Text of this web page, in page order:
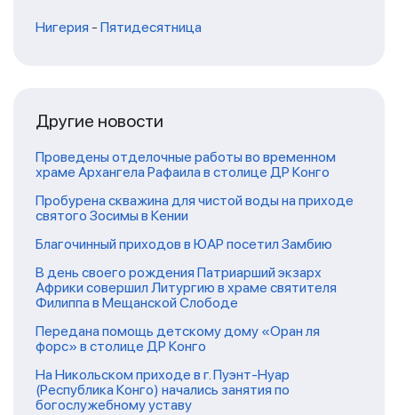
Нигерия - Пятидесятница
Другие новости
Проведены отделочные работы во временном
храме Архангела Рафаила в столице ДР Конго
Пробурена скважина для чистой воды на приходе
святого Зосимы в Кении
Благочинный приходов в ЮАР посетил Замбию
В день своего рождения Патриарший экзарх
Африки совершил Литургию в храме святителя
Филиппа в Мещанской Слободе
Передана помощь детскому дому «Оран ля
форс» в столице ДР Конго
На Никольском приходе в г. Пуэнт-Нуар
(Республика Конго) начались занятия по
богослужебному уставу